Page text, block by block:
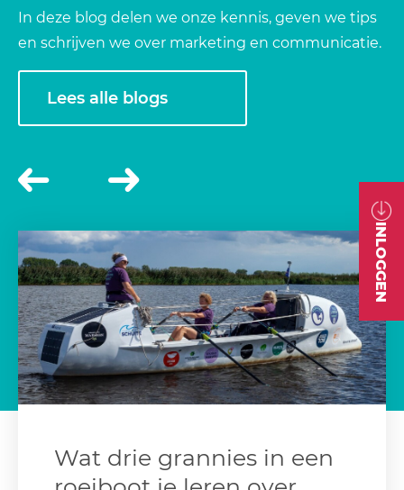
INLOGGEN
In deze blog delen we onze kennis, geven we tips
en schrijven we over marketing en communicatie.
Lees alle blogs
Wat drie grannies in een